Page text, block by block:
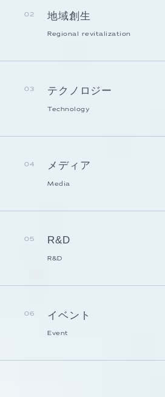
02 地域創生
Regional revitalization
03 テクノロジー
Technology
04 メディア
Media
05 R&D
R&D
06 イベント
Event